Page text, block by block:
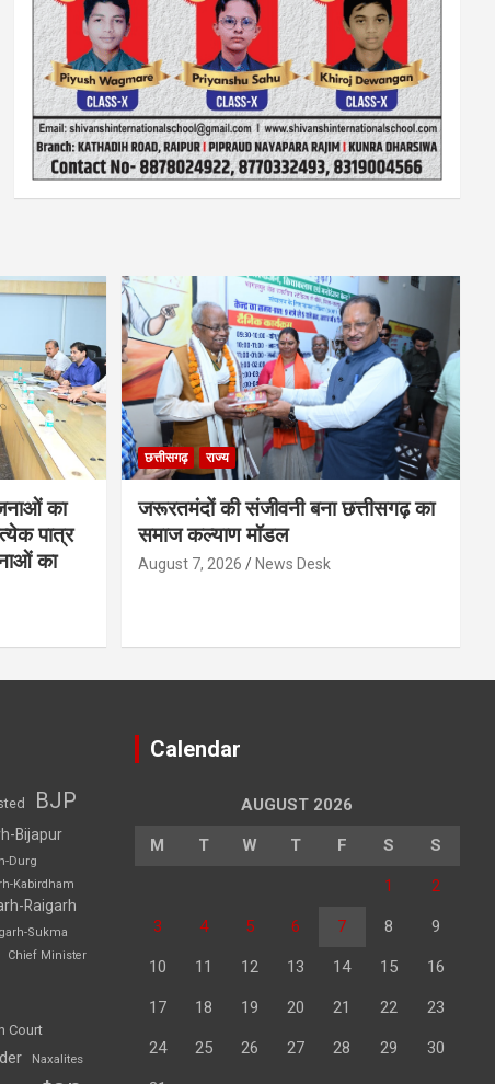
का
पात्र
का
छत्तीसगढ़ राज्य
जरूरतमंदों की संजीवनी बना छत्तीसगढ़ का
समाज कल्याण मॉडल
August 7, 2026 News Desk
BJP
Bijapur
Durg
Kabirdham
Raigarh
Sukma
Chief Minister
Court
Naxalites
Calendar
AUGUST 2026
M T W T F S S
1 2
3 4 5 6 7 8 9
10 11 12 13 14 15 16
17 18 19 20 21 22 23
24 25 26 27 28 29 30